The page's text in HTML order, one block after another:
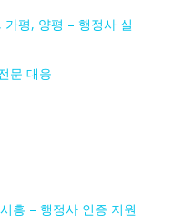
평, 양평 – 행정사 실
문 대응
흥 – 행정사 인증 지원